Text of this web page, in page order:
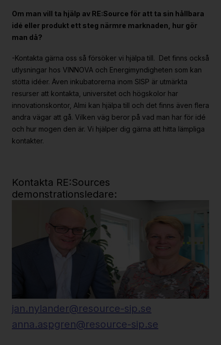
Om man vill ta hjälp av RE:Source för att ta sin hållbara
idé eller produkt ett steg närmre marknaden, hur gör
man då?
-Kontakta gärna oss så försöker vi hjälpa till. Det finns också
utlysningar hos VINNOVA och Energimyndigheten som kan
stötta idéer. Även inkubatorerna inom SISP är utmärkta
resurser att kontakta, universitet och högskolor har
innovationskontor, Almi kan hjälpa till och det finns även flera
andra vägar att gå. Vilken väg beror på vad man har för idé
och hur mogen den är. Vi hjälper dig gärna att hitta lämpliga
kontakter.
Kontakta RE:Sources
demonstrationsledare:
jan.nylander@resource-sip.se
anna.aspgren@resource-sip.se